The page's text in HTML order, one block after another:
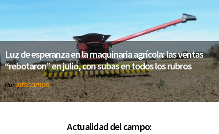
Luz de esperanza en la maquinaria agrícola: las ventas
“rebotaron” en julio, con subas en todos los rubros
Porinfocampo
Actualidad del campo: